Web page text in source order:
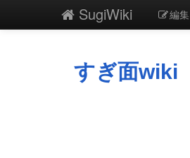
SugiWiki 編集
すぎ面wiki